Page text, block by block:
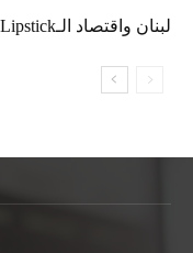
لبنان واقتصاد الـLipstick: من الاستثمار إلى التجميل والرفاهية